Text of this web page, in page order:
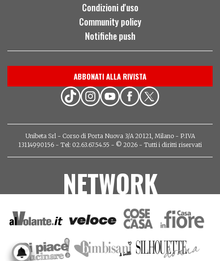
Condizioni d'uso
Community policy
Notifiche push
ABBONATI ALLA RIVISTA
Unibeta Srl - Corso di Porta Nuova 3/A 20121, Milano - P.IVA
13114990156 - Tel: 02.63.67.54.55 - © 2026 - Tutti i diritti riservati
NETWORK